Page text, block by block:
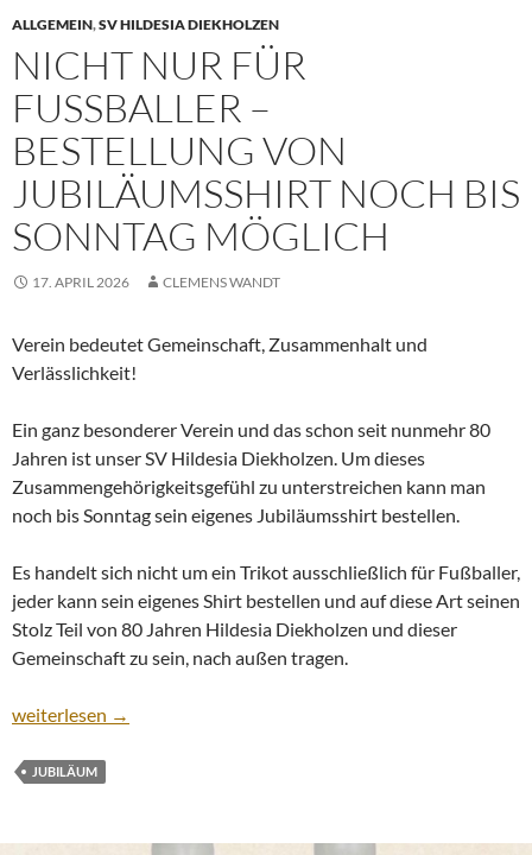
ALLGEMEIN,SV HILDESIA DIEKHOLZEN
NICHT NUR FÜR
FUSSBALLER – B
ESTELLUNG VON J
UBILÄUMSSHIRT NOCH BIS S
ONNTAG MÖGLICH
17. APRIL 2026 CLEMENS WANDT
Verein bedeutet Gemeinschaft, Zusammenhalt und
Verlässlichkeit!
Ein ganz besonderer Verein und das schon seit nunmehr 80
Jahren ist unser SV Hildesia Diekholzen. Um dieses
Zusammengehörigkeitsgefühl zu unterstreichen kann man
noch bis Sonntag sein eigenes Jubiläumsshirt bestellen.
Es handelt sich nicht um ein Trikot ausschließlich für Fußballer,
jeder kann sein eigenes Shirt bestellen und auf diese Art seinen
Stolz Teil von 80 Jahren Hildesia Diekholzen und dieser
Gemeinschaft zu sein, nach außen tragen.
Nicht nur für Fußballer – Bestellung von Jubiläumsshirt noch
weiterlesen →
JUBILÄUM